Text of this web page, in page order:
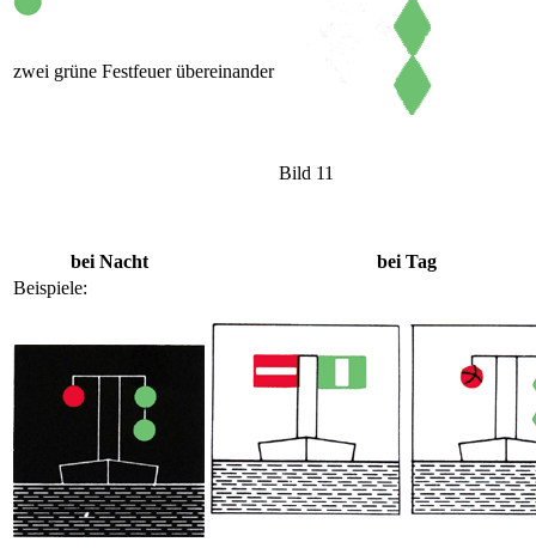
zwei grüne Festfeuer übereinander
Bild 11
bei Nacht
bei Tag
Beispiele: